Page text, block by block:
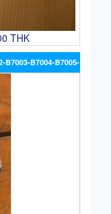
THK
B7003-B7004-B7005-